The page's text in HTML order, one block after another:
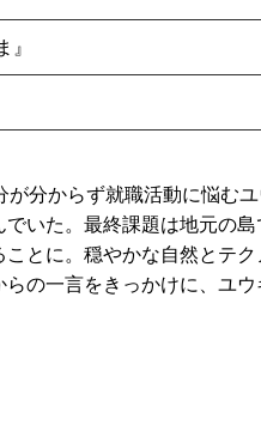
分からず就職活動に悩む
いた。最終課題は地元の
とに。穏やかな自然とテ
の一言をきっかけに、ユ